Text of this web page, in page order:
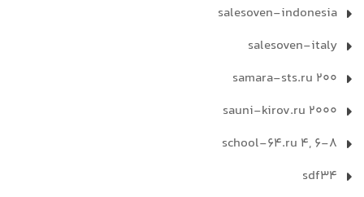
salesoven-indonesia
salesoven-italy
samara-sts.ru 200
sauni-kirov.ru 2000
school-64.ru 4, 6-8
sdf34